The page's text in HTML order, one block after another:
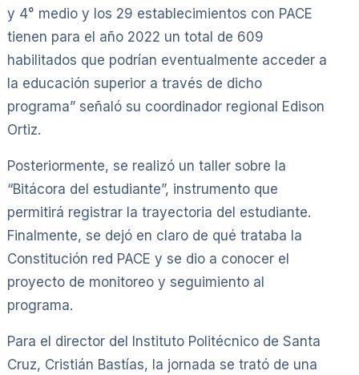
y 4° medio y los 29 establecimientos con PACE
tienen para el año 2022 un total de 609
habilitados que podrían eventualmente acceder a
la educación superior a través de dicho
programa” señaló su coordinador regional Edison
Ortiz.
Posteriormente, se realizó un taller sobre la
“Bitácora del estudiante”, instrumento que
permitirá registrar la trayectoria del estudiante.
Finalmente, se dejó en claro de qué trataba la
Constitución red PACE y se dio a conocer el
proyecto de monitoreo y seguimiento al
programa.
Para el director del Instituto Politécnico de Santa
Cruz, Cristián Bastías, la jornada se trató de una